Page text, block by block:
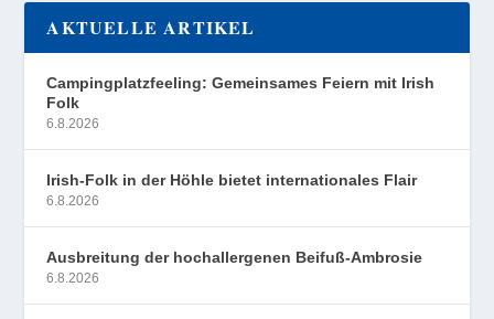
AKTUELLE ARTIKEL
Campingplatzfeeling: Gemeinsames Feiern mit Irish
Folk
6.8.2026
Irish-Folk in der Höhle bietet internationales Flair
6.8.2026
Ausbreitung der hochallergenen Beifuß-Ambrosie
6.8.2026